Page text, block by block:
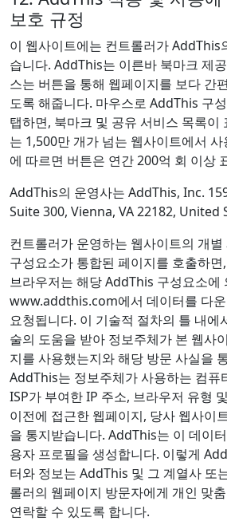
보호 규정
이 웹사이트에는 컨트롤러가 AddThis
습니다. AddThis는 이른바 북마크 제
스는 버튼을 통해 웹페이지를 보다 간
도록 해줍니다. 마우스로 AddThis 구
탭하면, 북마크 및 공유 서비스 목록이
는 1,500만 개가 넘는 웹사이트에서
에 따르면 버튼은 연간 200억 회 이상
AddThis의 운영사는 AddThis, Inc.
Suite 300, Vienna, VA 22182, United
컨트롤러가 운영하는 웹사이트의 개
구성요소가 통합된 페이지를 호출하
브라우저는 해당 AddThis 구성요소에
www.addthis.com에서 데이터를 다
요청됩니다. 이 기술적 절차의 틀 내에
술의 도움을 받아 정보주체가 본 웹사
지를 사용했는지와 해당 방문 사실을
AddThis는 정보주체가 사용하는 컴퓨
ISP가 부여한 IP 주소, 브라우저 유형
이전에 접근한 웹페이지, 당사 웹사이
을 통지받습니다. AddThis는 이 데이
용자 프로필을 생성합니다. 이렇게
터와 정보는 AddThis 및 그 계열사 또
롤러의 웹페이지 방문자에게 개인 맞
연락할 수 있도록 합니다.